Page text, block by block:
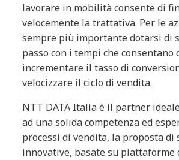
lavorare in mobilità consente di
velocemente la trattativa. Per le
sempre più importante dotarsi di
passo con i tempi che consentano
incrementare il tasso di
velocizzare il ciclo di vendita.
NTT DATA Italia è il partner
ad una solida competenza ed
processi di vendita, la proposta di
innovative, basate su piattaforme